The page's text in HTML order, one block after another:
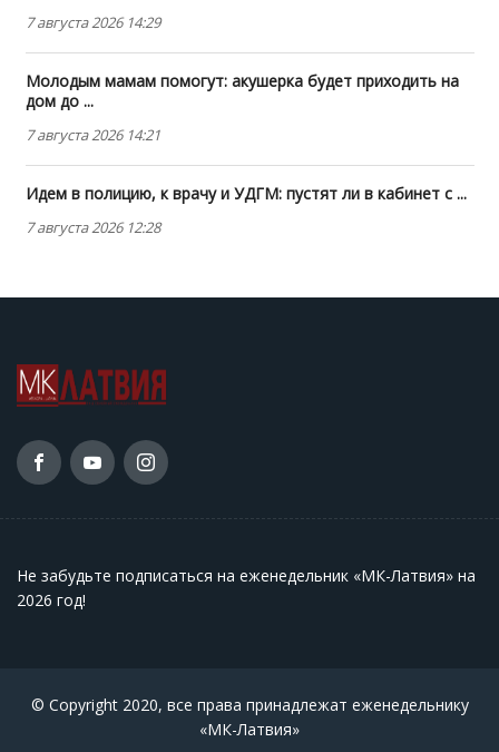
7 августа 2026 14:29
Молодым мамам помогут: акушерка будет приходить на
дом до ...
7 августа 2026 14:21
Идем в полицию, к врачу и УДГМ: пустят ли в кабинет с ...
7 августа 2026 12:28
Не забудьте подписаться на еженедельник «МК-Латвия» на
2026 год!
© Copyright 2020, все права принадлежат еженедельнику
«МК-Латвия»